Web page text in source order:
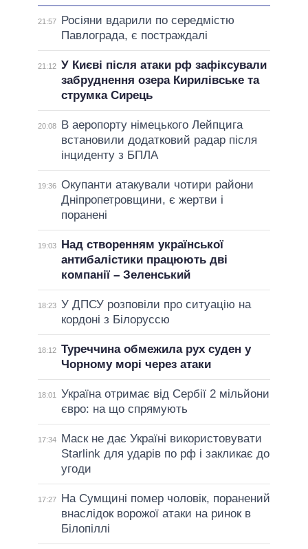
21:57
Росіяни вдарили по середмістю
Павлограда, є постраждалі
21:12 У Києві після атаки рф зафіксували
забруднення озера Кирилівське та
струмка Сирець
20:08
В аеропорту німецького Лейпцига
встановили додатковий радар після
інциденту з БПЛА
19:36 Окупанти атакували чотири райони
Дніпропетровщини, є жертви і
поранені
19:03
Над створенням української
антибалістики працюють дві
компанії – Зеленський
18:23 У ДПСУ розповіли про ситуацію на
кордоні з Білоруссю
18:12 Туреччина обмежила рух суден у
Чорному морі через атаки
18:01
Україна отримає від Сербії 2 мільйони
євро: на що спрямують
17:34
Маск не дає Україні використовувати
Starlink для ударів по рф і закликає до
угоди
17:27
На Сумщині помер чоловік, поранений
внаслідок ворожої атаки на ринок в
Білопіллі